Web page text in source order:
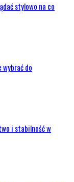
stylowo na co
do
i stabilność w